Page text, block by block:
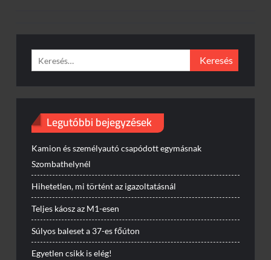
Keresés:
Legutóbbi bejegyzések
Kamion és személyautó csapódott egymásnak
Szombathelynél
Hihetetlen, mi történt az igazoltatásnál
Teljes káosz az M1-esen
Súlyos baleset a 37-es főúton
Egyetlen csikk is elég!